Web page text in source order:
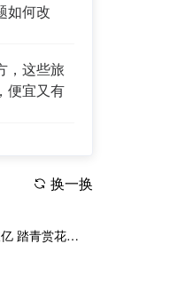
如何改
，这些旅
便宜又有
换一换
清明小长假出游人次有望破亿 踏青赏花成游客“心头好”